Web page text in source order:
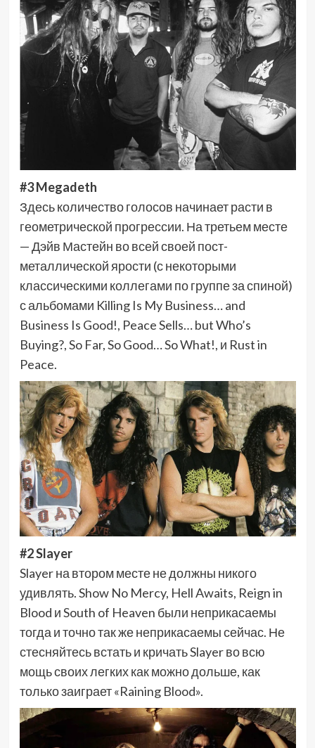
#3 Megadeth
Здесь количество голосов начинает расти в
геометрической прогрессии. На третьем месте
— Дэйв Мастейн во всей своей пост-
металлической ярости (с некоторыми
классическими коллегами по группе за спиной)
с альбомами Killing Is My Business… and
Business Is Good!, Peace Sells… but Who’s
Buying?, So Far, So Good… So What!, и Rust in
Peace.
#2 Slayer
Slayer на втором месте не должны никого
удивлять. Show No Mercy, Hell Awaits, Reign in
Blood и South of Heaven были неприкасаемы
тогда и точно так же неприкасаемы сейчас. Не
стесняйтесь встать и кричать Slayer во всю
мощь своих легких как можно дольше, как
только заиграет «Raining Blood».